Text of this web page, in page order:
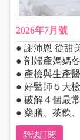
2026年7月號
● 謝沛恩 從甜
● 剖婦產媽媽
● 產檢與生產
● 好醫師５大
● 破解４個最
● 藥膳、茶飲
雜誌訂閱